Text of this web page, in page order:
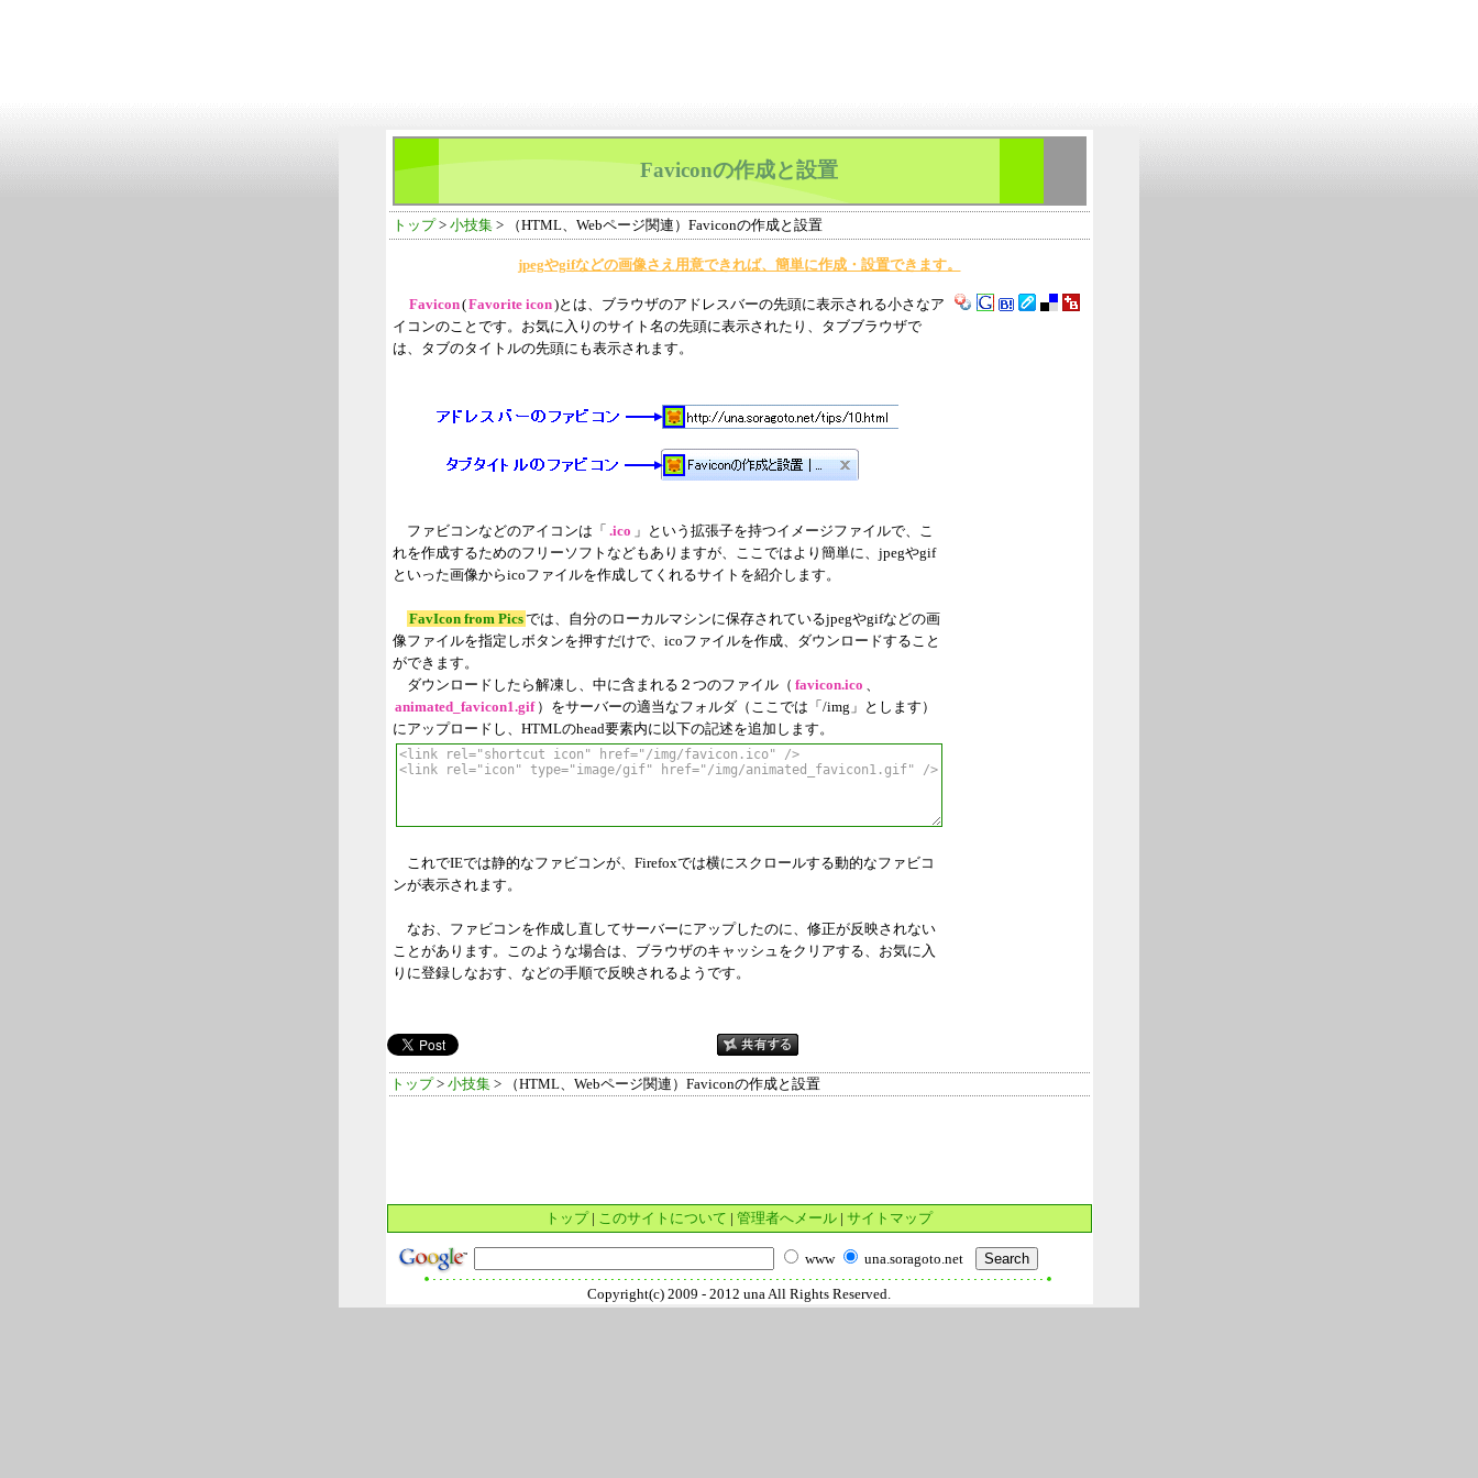
Faviconの作成と設置
トップ> 小技集> （HTML、Webページ関連）Faviconの作成と設置
jpegやgifなどの画像さえ用意できれば、簡単に作成・設置できます。
Favicon(Favorite icon)とは、ブラウザのアドレスバーの先頭に表示される小さなア
イコンのことです。お気に入りのサイト名の先頭に表示されたり、タブブラウザで
は、タブのタイトルの先頭にも表示されます。
ファビコンなどのアイコンは「 .ico 」という拡張子を持つイメージファイルで、こ
れを作成するためのフリーソフトなどもありますが、ここではより簡単に、jpegやgif
といった画像からicoファイルを作成してくれるサイトを紹介します。
FavIcon from Picsでは、自分のローカルマシンに保存されているjpegやgifなどの画
像ファイルを指定しボタンを押すだけで、icoファイルを作成、ダウンロードすること
ができます。
ダウンロードしたら解凍し、中に含まれる２つのファイル（ favicon.ico 、
animated_favicon1.gif ）をサーバーの適当なフォルダ（ここでは「/img」とします）
にアップロードし、HTMLのhead要素内に以下の記述を追加します。
これでIEでは静的なファビコンが、Firefoxでは横にスクロールする動的なファビコ
ンが表示されます。
なお、ファビコンを作成し直してサーバーにアップしたのに、修正が反映されない
ことがあります。このような場合は、ブラウザのキャッシュをクリアする、お気に入
りに登録しなおす、などの手順で反映されるようです。
トップ> 小技集> （HTML、Webページ関連）Faviconの作成と設置
トップ| このサイトについて | 管理者へメール | サイトマップ
www una.soragoto.net
Copyright(c) 2009 - 2012 una All Rights Reserved.